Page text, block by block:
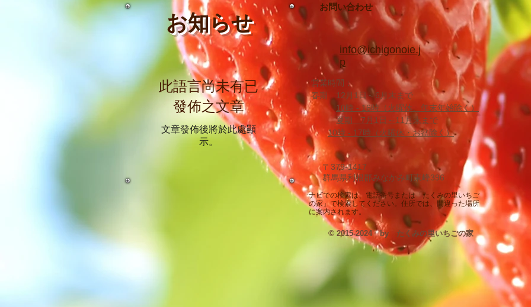
お知らせ
此語言尚未有已
發佈之文章
文章發佈後將於此處顯
示。
お問い合わせ
info@ichigonoie.j
p
営業時間：
春期 12月1日～6月末まで
10時 - 16時（火曜休、年末年始除く）
夏期 7月1日～11月末まで
10時 - 17時 （火曜休・お盆除く）
〒379-1417
群馬県利根郡みなかみ町東峰396
​ナビでの検索は、電話番号または「たくみの里いちご
の家」で検索してください。住所では、間違った場所
に案内されます。
©2015-2024 by たくみの里いちごの家